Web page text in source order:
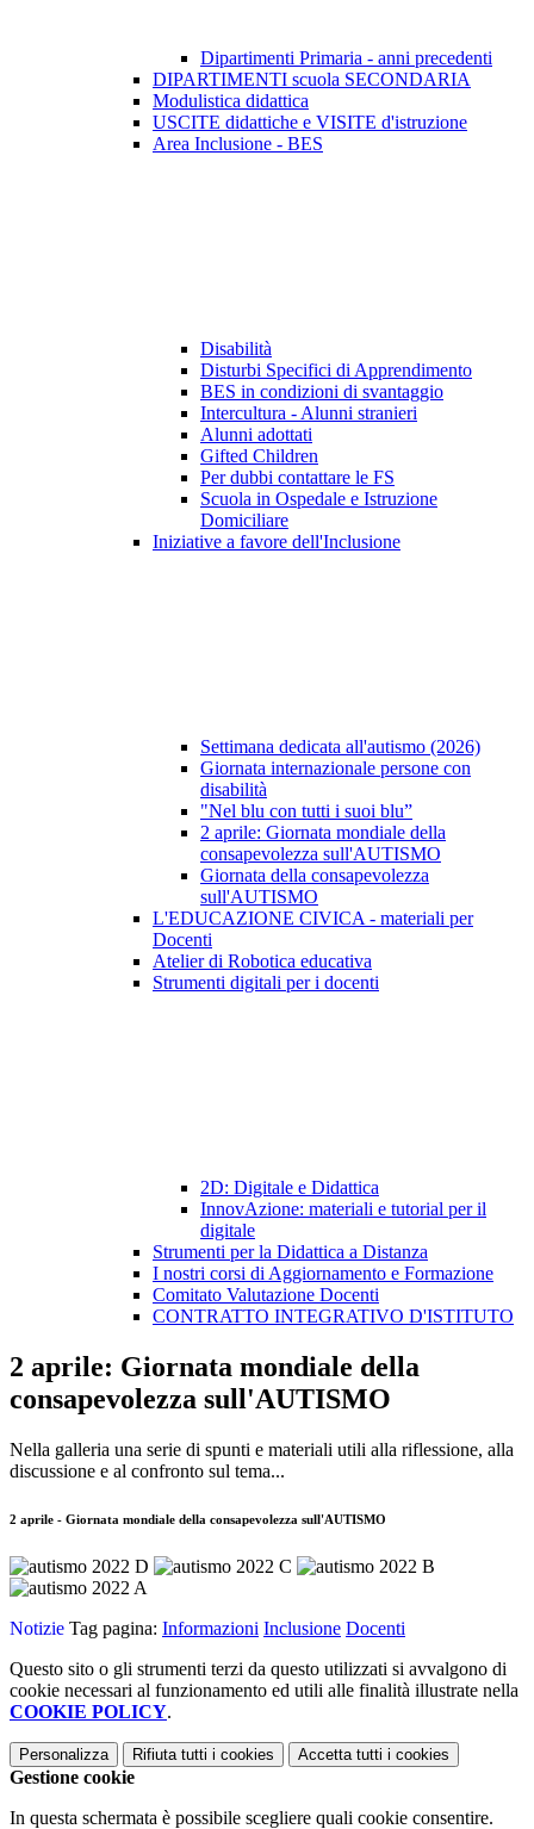
Dipartimenti Primaria - anni precedenti
DIPARTIMENTI scuola SECONDARIA
Modulistica didattica
USCITE didattiche e VISITE d'istruzione
Area Inclusione - BES
Disabilità
Disturbi Specifici di Apprendimento
BES in condizioni di svantaggio
Intercultura - Alunni stranieri
Alunni adottati
Gifted Children
Per dubbi contattare le FS
Scuola in Ospedale e Istruzione
Domiciliare
Iniziative a favore dell'Inclusione
Settimana dedicata all'autismo (2026)
Giornata internazionale persone con
disabilità
"Nel blu con tutti i suoi blu”
2 aprile: Giornata mondiale della
consapevolezza sull'AUTISMO
Giornata della consapevolezza
sull'AUTISMO
L'EDUCAZIONE CIVICA - materiali per
Docenti
Atelier di Robotica educativa
Strumenti digitali per i docenti
2D: Digitale e Didattica
InnovAzione: materiali e tutorial per il
digitale
Strumenti per la Didattica a Distanza
I nostri corsi di Aggiornamento e Formazione
Comitato Valutazione Docenti
CONTRATTO INTEGRATIVO D'ISTITUTO
2 aprile: Giornata mondiale della
consapevolezza sull'AUTISMO
Nella galleria una serie di spunti e materiali utili alla riflessione, alla
discussione e al confronto sul tema...
2 aprile - Giornata mondiale della consapevolezza sull'AUTISMO
Notizie Tag pagina: Informazioni Inclusione Docenti
Questo sito o gli strumenti terzi da questo utilizzati si avvalgono di
cookie necessari al funzionamento ed utili alle finalità illustrate nella
COOKIE POLICY.
Personalizza Rifiuta tutti i cookies Accetta tutti i cookies
Gestione cookie
In questa schermata è possibile scegliere quali cookie consentire.